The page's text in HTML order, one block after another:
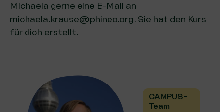
Michaela gerne eine E-Mail an
michaela.krause@​phineo.​org. Sie hat den Kurs
für dich erstellt.
CAMPUS-
Team